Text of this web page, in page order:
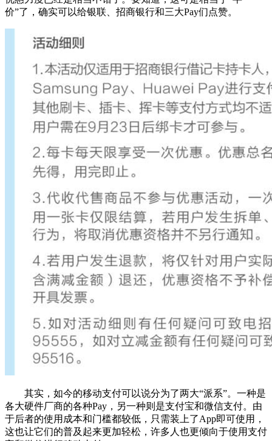
价”了，确实可以给银联、招商银行和三大Pay们点赞。
其实，如今的移动支付可以说分为了两大“派系”。一种是
各大硬件厂商的各种Pay，另一种则是支付宝和微信支付。由
于后者的使用成本和门槛都较低，只需装上了App即可使用，
这也让它们的普及起来更加轻松，许多人也更倾向于使用支付